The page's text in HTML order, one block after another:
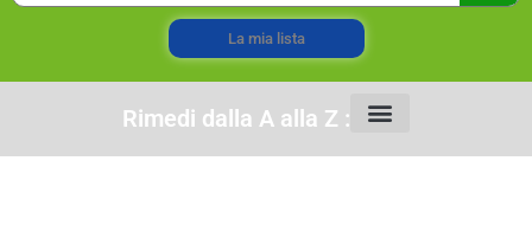
La mia lista
Rimedi dalla A alla Z :